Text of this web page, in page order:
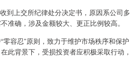
上交所纪律处分决定书，原因系公司多
准确，涉及金额较大、更正比例较高。
容忍”原则，致力于维护市场秩序和保护
此背景下，受损投资者应积极采取行动，